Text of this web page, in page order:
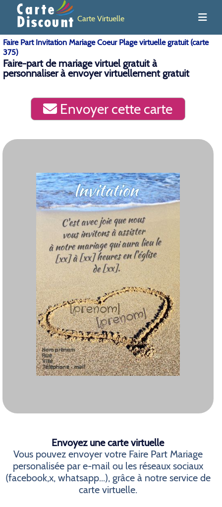
Carte Virtuelle
Faire Part Invitation Mariage Coeur Plage virtuelle gratuit (carte
375)
Faire-part de mariage virtuel gratuit à
personnaliser à envoyer virtuellement gratuit
Envoyer cette carte
Envoyez une carte virtuelle
Vous pouvez envoyer votre Faire Part Mariage
personalisée par e-mail ou les réseaux sociaux
(facebook,x, whatsapp...), grâce à notre service de
carte virtuelle.